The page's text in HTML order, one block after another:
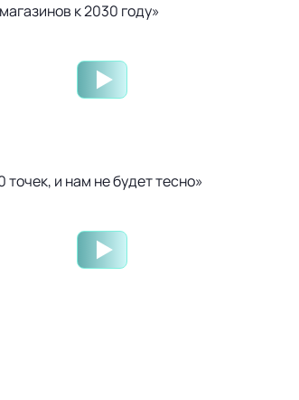
к 2030 году»
и нам не будет тесно»